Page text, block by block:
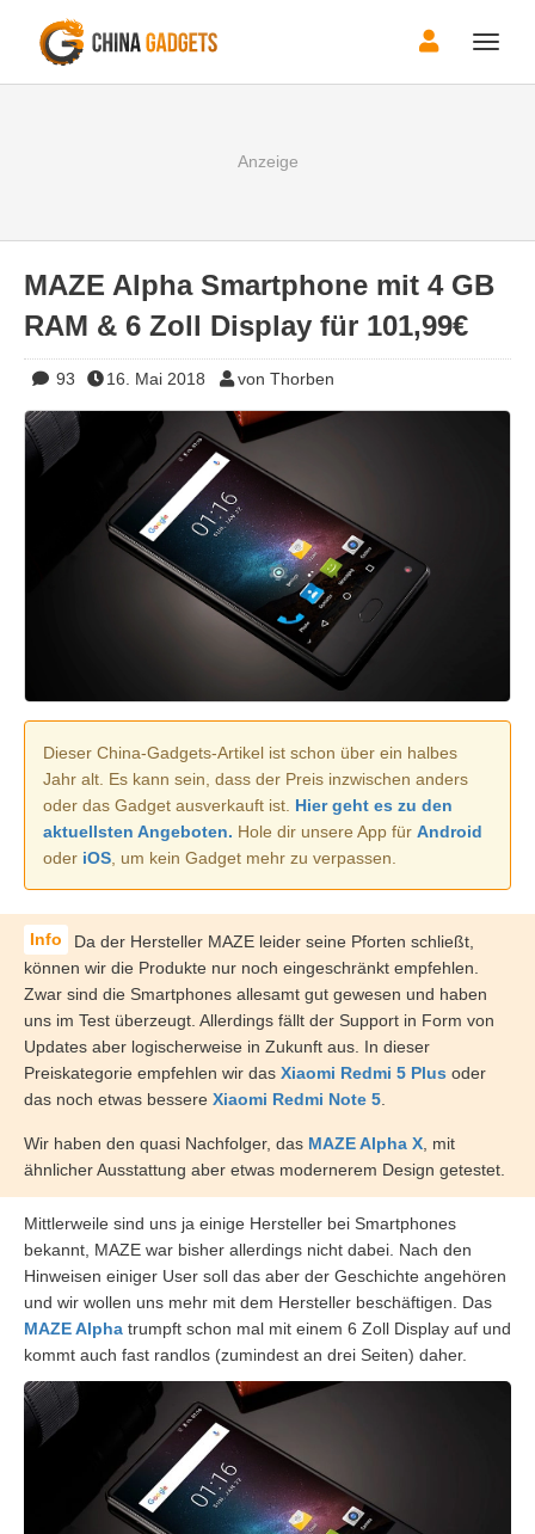
Toggle
MAZE Alpha Smartphone mit 4 GB
RAM & 6 Zoll Display für 101,99€
93 16. Mai 2018 von Thorben
Dieser China-Gadgets-Artikel ist schon über ein halbes
Jahr alt. Es kann sein, dass der Preis inzwischen anders
oder das Gadget ausverkauft ist. Hier geht es zu den
aktuellsten Angeboten. Hole dir unsere App für Android
oder iOS , um kein Gadget mehr zu verpassen.
Da der Hersteller MAZE leider seine Pforten schließt,
können wir die Produkte nur noch eingeschränkt empfehlen.
Zwar sind die Smartphones allesamt gut gewesen und haben
uns im Test überzeugt. Allerdings fällt der Support in Form von
Updates aber logischerweise in Zukunft aus. In dieser
Preiskategorie empfehlen wir das Xiaomi Redmi 5 Plus oder
das noch etwas bessere Xiaomi Redmi Note 5
Wir haben den quasi Nachfolger, das MAZE Alpha X , mit
ähnlicher Ausstattung aber etwas modernerem Design getestet.
Mittlerweile sind uns ja einige Hersteller bei Smartphones
bekannt, MAZE war bisher allerdings nicht dabei. Nach den
Hinweisen einiger User soll das aber der Geschichte angehören
und wir wollen uns mehr mit dem Hersteller beschäftigen. Das
MAZE Alpha trumpft schon mal mit einem 6 Zoll Display auf und
kommt auch fast randlos (zumindest an drei Seiten) daher.